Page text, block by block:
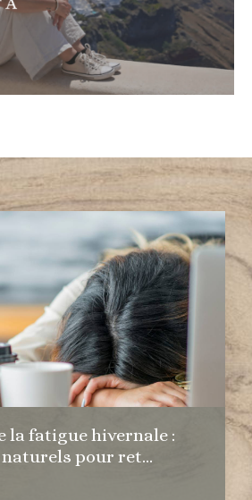
la fatigue hivernale :
pour ret...